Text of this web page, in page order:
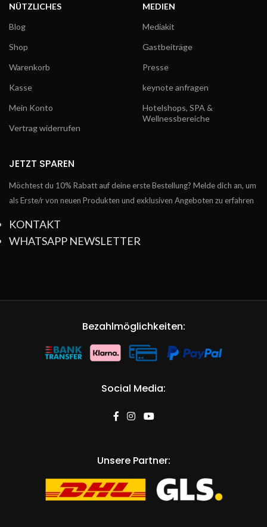
NÜTZLICHES
Blog
Shop
Warenkorb
Kasse
Mein Konto
Vertrag widerrufen
MEDIEN
Mediakit
Gastbeiträge
Presse
keynote anfragen
Hotelshops, SPA &
Wellnessbereiche
JETZT SPAREN
Möchtest du 10% Rabatt auf deine erste Bestellung? Melde dich an, um
als Erste/r von neuen Produkten und exklusiven Angeboten zu erfahren
KONTAKT
WHATSAPP NEWSLETTER
Bezahlmöglichkeiten:
Social Media:
Unsere Partner: